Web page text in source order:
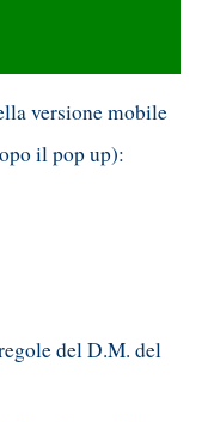
versione mobile
il pop up):
del D.M. del